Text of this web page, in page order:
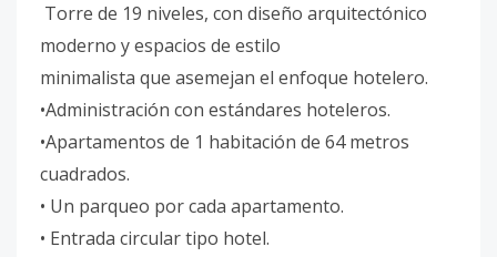
Torre de 19 niveles, con diseño arquitectónico
moderno y espacios de estilo
minimalista que asemejan el enfoque hotelero.
•Administración con estándares hoteleros.
•Apartamentos de 1 habitación de 64 metros
cuadrados.
• Un parqueo por cada apartamento.
• Entrada circular tipo hotel.